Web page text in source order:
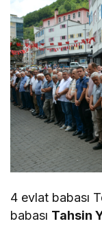
4 evlat babası
babası Tahsin